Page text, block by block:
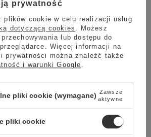
ile potrzeba na 1 porcję czekolady.
- wlewamy 150 ml mleka
25g czekolady (1 saszetka);
napój spieniamy przy użyciu dyszy
temperatury czekolada
uzyskać gęstszą konsystencję
25 g czekolady do 120 ml mleka.
na ogniu
- na kuchence
prywatność
plików cookie w celu realizacji usług
dotyczącą cookies . Możesz
lub dostępu do
Więcej informacji na
prywatności można znaleźć także
i warunki Google .
pliki cookie (wymagane) Zawsze
aktywne
pliki cookie